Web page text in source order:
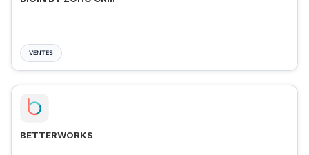
VENTES
BETTERWORKS